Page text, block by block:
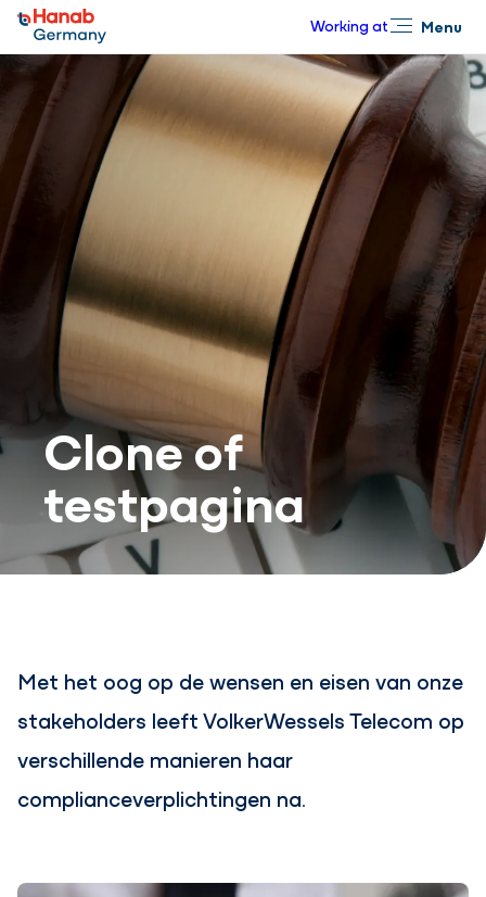
Working at Menu
Clone of
testpagina
Met het oog op de wensen en eisen van onze
stakeholders leeft VolkerWessels Telecom op
verschillende manieren haar
complianceverplichtingen na.
Close